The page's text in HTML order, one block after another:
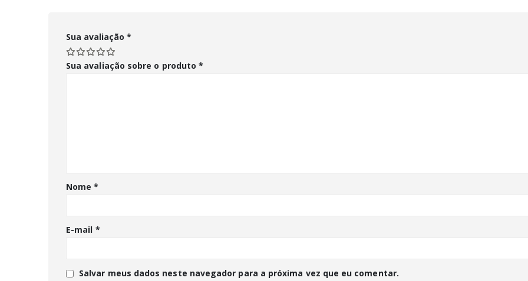
Sua avaliação *
Sua avaliação sobre o produto*
Nome*
E-mail *
Salvar meus dados neste navegador para a próxima vez que eu comentar.